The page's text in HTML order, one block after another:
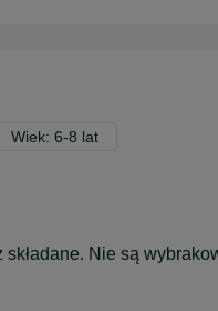
Wiek: 6-8 lat
Nie są